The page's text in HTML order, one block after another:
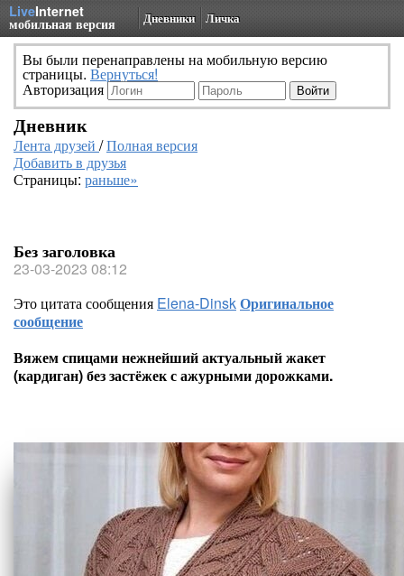
LiveInternet
мобильная версия Дневники Личка
Вы были перенаправлены на мобильную версию
страницы. Вернуться!
Авторизация
Дневник
Лента друзей /Полная версия
Добавить в друзья
Страницы: раньше»
Без заголовка
23-03-2023 08:12
Это цитата сообщения Elena-DinskОригинальное
сообщение
Вяжем спицами нежнейший актуальный жакет
(кардиган) без застёжек с ажурными дорожками.